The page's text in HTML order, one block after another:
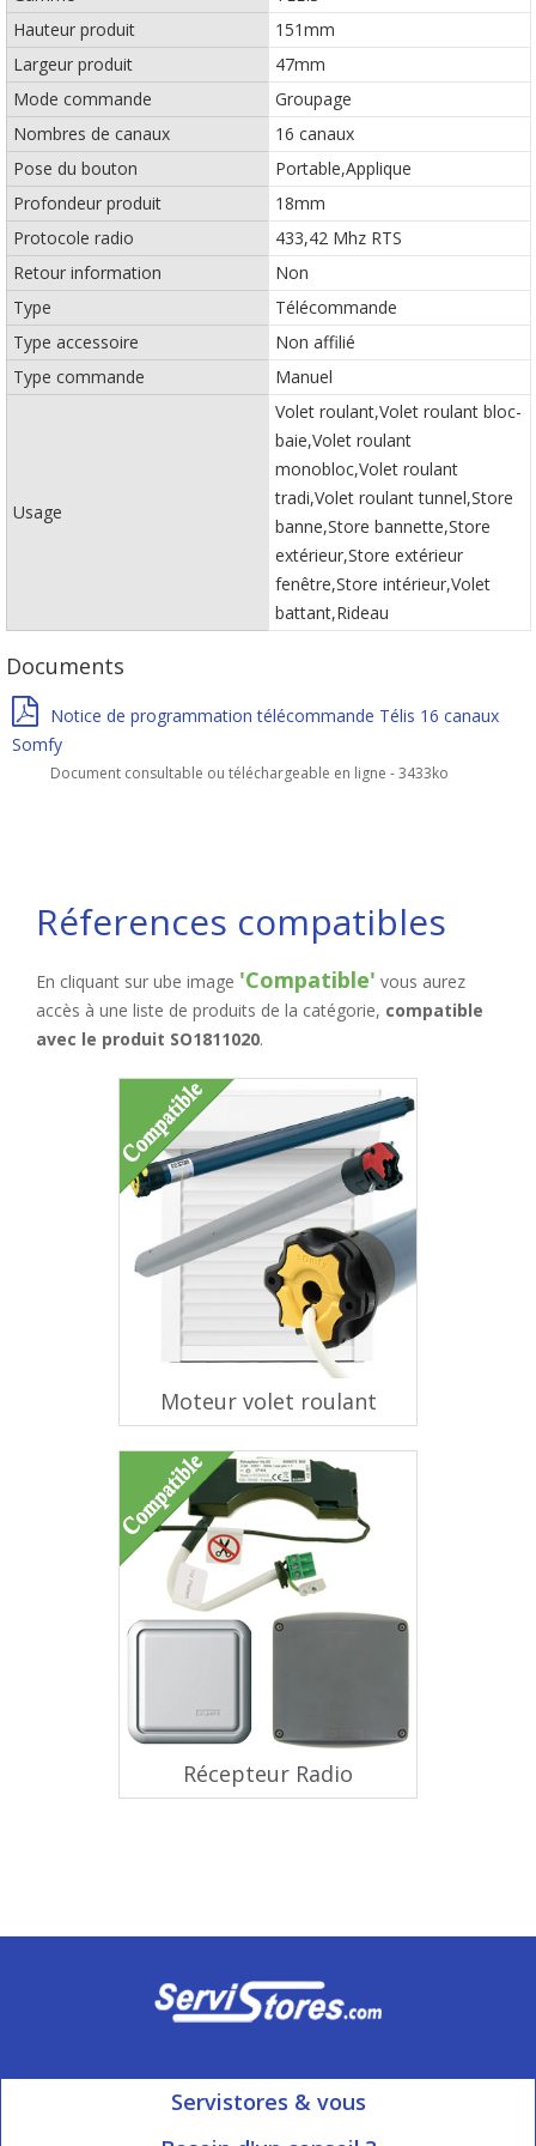
Hauteur produit
151mm
Largeur produit
47mm
Mode commande
Groupage
Nombres de canaux
16 canaux
Pose du bouton
Portable,Applique
Profondeur produit
18mm
Protocole radio
433,42 Mhz RTS
Retour information
Non
Type
Télécommande
Type accessoire
Non affilié
Type commande
Manuel
Usage
Volet roulant,Volet roulant bloc-
baie,Volet roulant
monobloc,Volet roulant
tradi,Volet roulant tunnel,Store
banne,Store bannette,Store
extérieur,Store extérieur
fenêtre,Store intérieur,Volet
battant,Rideau
Documents
Notice de programmation télécommande Télis 16 canaux
Somfy
Document consultable ou téléchargeable en ligne - 3433ko
Réferences compatibles
En cliquant sur ube image 'Compatible' vous aurez
accès à une liste de produits de la catégorie, compatible
avec le produit SO1811020.
Moteur volet roulant
Récepteur Radio
Servistores & vous
Mon compte